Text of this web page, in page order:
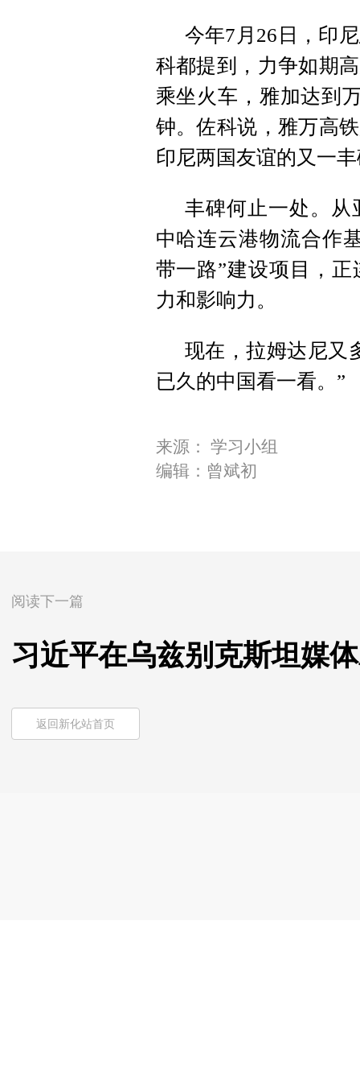
今年7月26日，印
科都提到，力争如期
乘坐火车，雅加达到
钟。佐科说，雅万高
印尼两国友谊的又一
丰碑何止一处。从
中哈连云港物流合作
带一路”建设项目，
力和影响力。
现在，拉姆达尼又
已久的中国看一看。”
来源： 学习小组
编辑：曾斌初
阅读下一篇
习近平在乌兹别克斯坦媒
返回新化站首页